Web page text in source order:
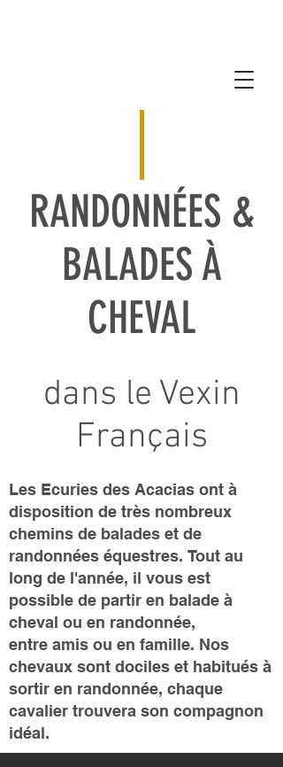
RANDONNÉES &
BALADES À
CHEVAL
dans le Vexin
Français
Les Ecuries des Acacias ont à
disposition de très nombreux
chemins de balades et de
randonnées équestres. Tout au
long de l'année, il vous est
possible de partir en balade à
cheval ou en randonnée,
entre amis ou en famille. Nos
chevaux sont dociles et habitués à
sortir en randonnée, chaque
cavalier trouvera son compagnon
idéal.